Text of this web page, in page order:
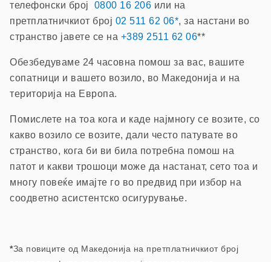
телефонски број 0800 16 206 или на
претплатничкиот број 02 511 62 06*, за настани во
странство јавете се на +389 2511 62 06**
Обезбедуваме 24 часовна помош за вас, вашите
сопатници и вашето возило, во Македонија и на
територија на Европа.
П омислете на тоа кога и каде најмногу се возите, со
какво возило се возите, дали често патувате во
странство, кога би ви била потребна помош на
патот и какви трошоци може да настанат, сето тоа и
многу повеќе имајте го во предвид при избор на
соодветно асистентско осигурување.
*За повиците од Македонија на претплатничкиот број